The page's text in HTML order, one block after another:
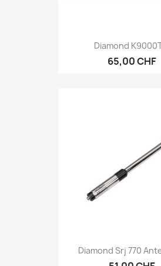
Diamond
65,00 CHF
Diamond Srj 770